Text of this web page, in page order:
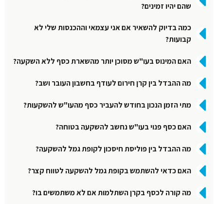
שהם יהיו זמינים?
כמה בדיוק להשאיר אם אני עצמאי וההכנסות שלי לא
קבועות?
האם המינוס בעו"ש מסוכן יותר מהשארת כסף ללא השקעה?
מה ההבדל בין קרן חירום לעודף בחשבון העובר ושב?
מתי הזמן הנכון בחודש להעביר כסף מהעו"ש להשקעות?
האם כסף פנוי בעו"ש נחשב להשקעה בטוחה?
מה ההבדל בין פוליסת חיסכון לקופת גמל להשקעה?
האם כדאי להשתמש בקופת גמל להשקעה לטווח קצר?
מה קורה לכסף בקרן השתלמות אם לא משתמשים בו?